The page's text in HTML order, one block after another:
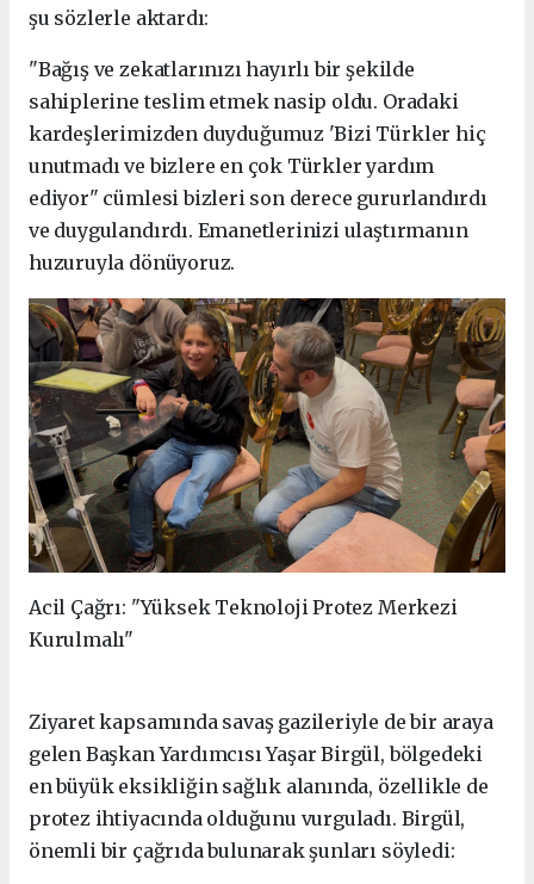
şu sözlerle aktardı:
"Bağış ve zekatlarınızı hayırlı bir şekilde
sahiplerine teslim etmek nasip oldu. Oradaki
kardeşlerimizden duyduğumuz 'Bizi Türkler hiç
unutmadı ve bizlere en çok Türkler yardım
ediyor" cümlesi bizleri son derece gururlandırdı
ve duygulandırdı. Emanetlerinizi ulaştırmanın
huzuruyla dönüyoruz.
Acil Çağrı: "Yüksek Teknoloji Protez Merkezi
Kurulmalı"
Ziyaret kapsamında savaş gazileriyle de bir araya
gelen Başkan Yardımcısı Yaşar Birgül, bölgedeki
en büyük eksikliğin sağlık alanında, özellikle de
protez ihtiyacında olduğunu vurguladı. Birgül,
önemli bir çağrıda bulunarak şunları söyledi: